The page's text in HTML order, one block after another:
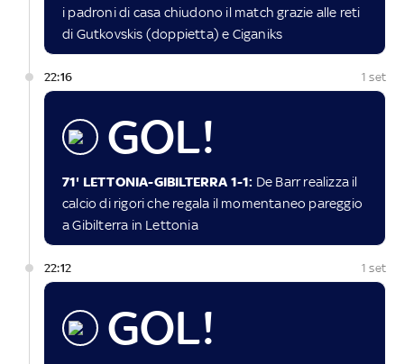
i padroni di casa chiudono il match grazie alle reti
di Gutkovskis (doppietta) e Ciganiks
22:16 1 set
GOL!
71' LETTONIA-GIBILTERRA 1-1: De Barr realizza il
calcio di rigori che regala il momentaneo pareggio
a Gibilterra in Lettonia
22:12 1 set
GOL!